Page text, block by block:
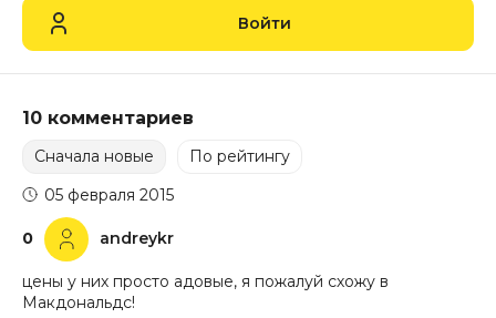
Войти
10 комментариев
Сначала новые По рейтингу
0 andreykr
05 февраля 2015
цены у них просто адовые, я пожалуй схожу в
Макдональдс!